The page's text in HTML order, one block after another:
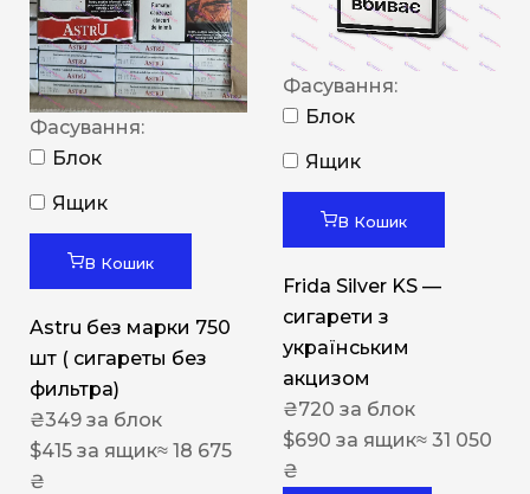
Фасування:
Блок
Ящик
В Кошик
Astru без марки 750
шт ( сигареты без
фильтра)
₴349 за блок
$415 за ящик≈ 18 675
₴
Фасування:
Блок
Ящик
В Кошик
Frida Silver KS —
сигарети з
українським
акцизом
₴720 за блок
$690 за ящик≈ 31 050
₴